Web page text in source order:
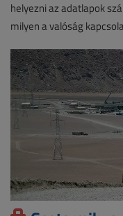
helyezni az adatlapok
milyen a valóság